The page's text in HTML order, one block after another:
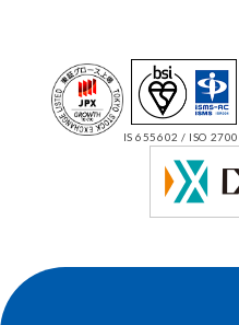
IS 655602 / ISO